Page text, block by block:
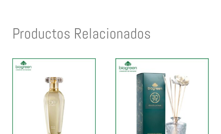
Productos Relacionados